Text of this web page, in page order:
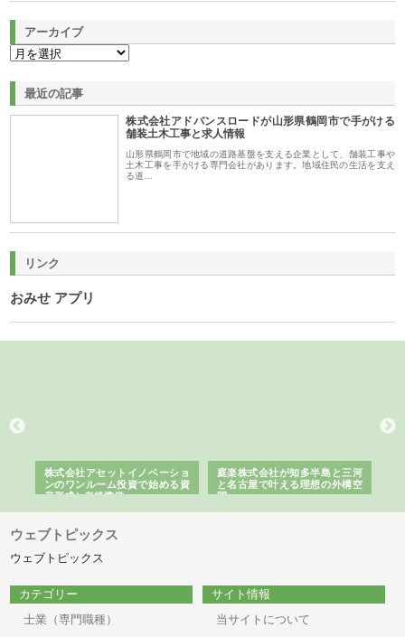
アーカイブ
最近の記事
株式会社アドバンスロードが山形県鶴岡市で手がける
舗装土木工事と求人情報
山形県鶴岡市で地域の道路基盤を支える企業として、舗装工事や
土木工事を手がける専門会社があります。地域住民の生活を支え
る道…
リンク
おみせ アプリ
株式会社アセットイノベーショ
ンのワンルーム投資で始める資
産形成と老後準備
庭楽株式会社が知多半島と三河
と名古屋で叶える理想の外構空
間
ウェブトピックス
ウェブトピックス
カテゴリー
士業（専門職種）
サイト情報
当サイトについて